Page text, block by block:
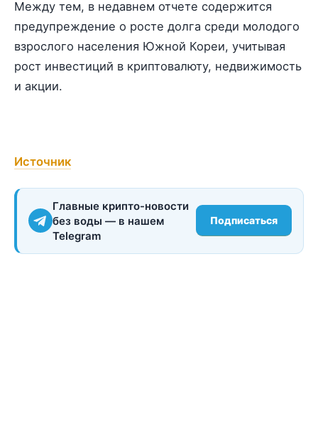
Между тем, в недавнем отчете содержится
предупреждение о росте долга среди молодого
взрослого населения Южной Кореи, учитывая
рост инвестиций в криптовалюту, недвижимость
и акции.
Источник
Главные крипто-новости
без воды — в нашем
Telegram
Подписаться